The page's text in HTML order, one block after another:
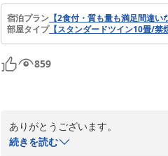
宿泊プラン 【2食付・質も量も満足間違
部屋タイプ【スタンダードツイン10畳/禁
859
ありがとうございます。
お客様に返信させていただきました
続きを読む